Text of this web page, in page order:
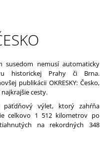
susedom nemusí automaticky
historickej Prahy či Brna.
publikácii OKRESKY: Česko,
cesty.
výlet, ktorý zahŕňa
celkovo 1 512 kilometrov po
na rekordných 348